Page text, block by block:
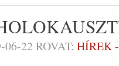
06-22 ROVAT: HÍREK